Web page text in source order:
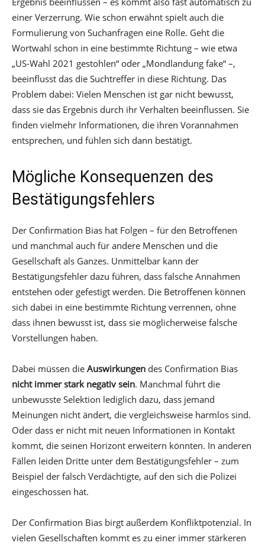
einer Verzerrung. Wie schon erwähnt spielt auch die
Formulierung von Suchanfragen eine Rolle. Geht die
Wortwahl schon in eine bestimmte Richtung – wie etwa
„US-Wahl 2021 gestohlen“ oder „Mondlandung fake“ –,
beeinflusst das die Suchtreffer in diese Richtung. Das
Problem dabei: Vielen Menschen ist gar nicht bewusst,
dass sie das Ergebnis durch ihr Verhalten beeinflussen. Sie
finden vielmehr Informationen, die ihren Vorannahmen
entsprechen, und fühlen sich dann bestätigt.
Mögliche Konsequenzen des
Bestätigungsfehlers
Der Confirmation Bias hat Folgen – für den Betroffenen
und manchmal auch für andere Menschen und die
Gesellschaft als Ganzes. Unmittelbar kann der
Bestätigungsfehler dazu führen, dass falsche Annahmen
entstehen oder gefestigt werden. Die Betroffenen können
sich dabei in eine bestimmte Richtung verrennen, ohne
dass ihnen bewusst ist, dass sie möglicherweise falsche
Vorstellungen haben.
Dabei müssen die Auswirkungen des Confirmation Bias
nicht immer stark negativ sein. Manchmal führt die
unbewusste Selektion lediglich dazu, dass jemand
Meinungen nicht ändert, die vergleichsweise harmlos sind.
Oder dass er nicht mit neuen Informationen in Kontakt
kommt, die seinen Horizont erweitern könnten. In anderen
Fällen leiden Dritte unter dem Bestätigungsfehler – zum
Beispiel der falsch Verdächtigte, auf den sich die Polizei
eingeschossen hat.
Der Confirmation Bias birgt außerdem Konfliktpotenzial. In
vielen Gesellschaften kommt es zu einer immer stärkeren